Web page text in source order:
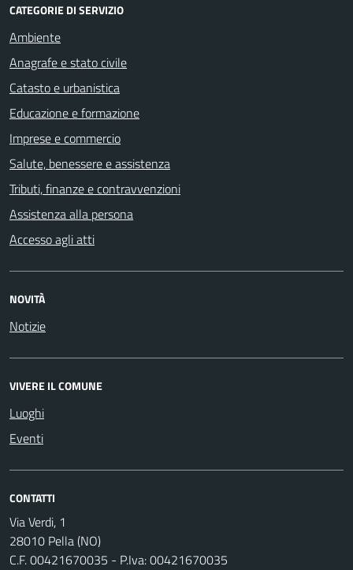
CATEGORIE DI SERVIZIO
Ambiente
Anagrafe e stato civile
Catasto e urbanistica
Educazione e formazione
Imprese e commercio
Salute, benessere e assistenza
Tributi, finanze e contravvenzioni
Assistenza alla persona
Accesso agli atti
NOVITÀ
Notizie
VIVERE IL COMUNE
Luoghi
Eventi
CONTATTI
Via Verdi, 1
28010 Pella (NO)
C.F. 00421670035 - P.Iva: 00421670035